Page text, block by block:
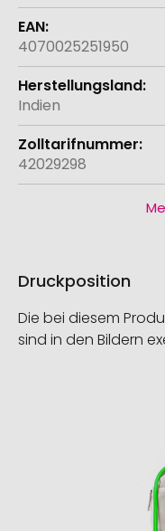
4070025251950
Indien
42029298
Druckposition
Die bei diesem
sind in den Bildern